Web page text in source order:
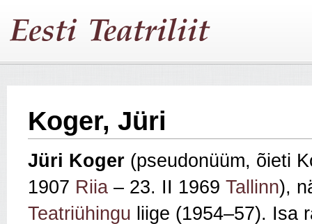
Koger, Jüri
Jüri Koger (pseudonüüm, õieti
1907 Riia – 23. II 1969 Tallinn),
Teatriühingu liige (1954–57). Isa